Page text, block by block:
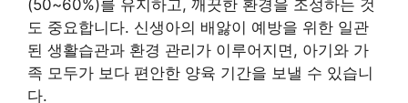
(50~60%)를 유지하고, 깨끗한 환경을 조성하는 것
도 중요합니다. 신생아의 배앓이 예방을 위한 일관
된 생활습관과 환경 관리가 이루어지면, 아기와 가
족 모두가 보다 편안한 양육 기간을 보낼 수 있습니
다.